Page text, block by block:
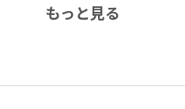
もっと見る